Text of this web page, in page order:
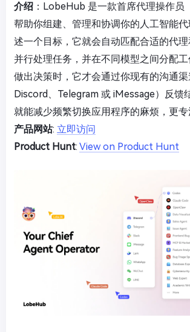
介绍 ：LobeHub 是一款首席代理操作员
帮助你组建、管理和协调你的人工智能
述一个目标，它就会自动匹配合适的代
并行处理任务，并在不同模型之间分配
做出决策时，它才会通过你现有的沟通渠
Discord、Telegram 或 iMessage）反馈
就能减少频繁切换应用程序的麻烦，更专
产品网站: 立即访问
Product Hunt: View on Product Hunt